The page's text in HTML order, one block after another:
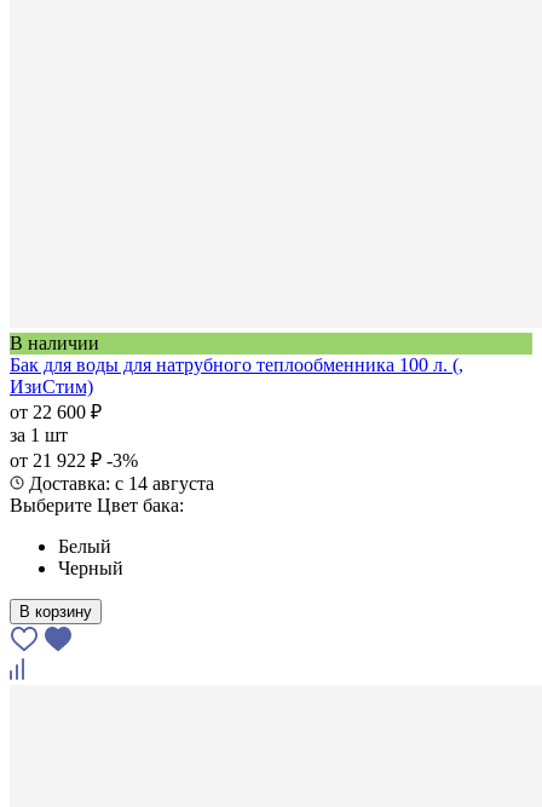
В наличии
Бак для воды для натрубного теплообменника 100 л. (,
ИзиСтим)
от 22 600 ₽
за 1 шт
от 21 922 ₽ -3%
Доставка: с 14 августа
Выберите Цвет бака:
Белый
Черный
В корзину